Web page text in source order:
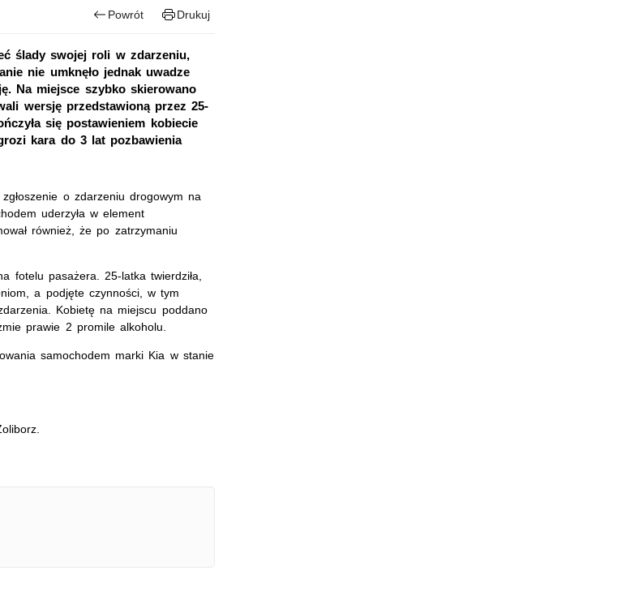
Powrót Drukuj
ślady swojej roli w zdarzeniu,
nie umknęło jednak uwadze
Na miejsce szybko skierowano
wersję przedstawioną przez 25-
się postawieniem kobiecie
kara do 3 lat pozbawienia
o zdarzeniu drogowym na
uderzyła w element
również, że po zatrzymaniu
fotelu pasażera. 25-latka twierdziła,
a podjęte czynności, w tym
Kobietę na miejscu poddano
prawie 2 promile alkoholu.
samochodem marki Kia w stanie